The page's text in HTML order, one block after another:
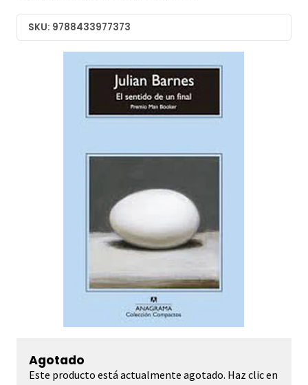
SKU: 9788433977373
Agotado
Este producto está actualmente agotado. Haz clic en